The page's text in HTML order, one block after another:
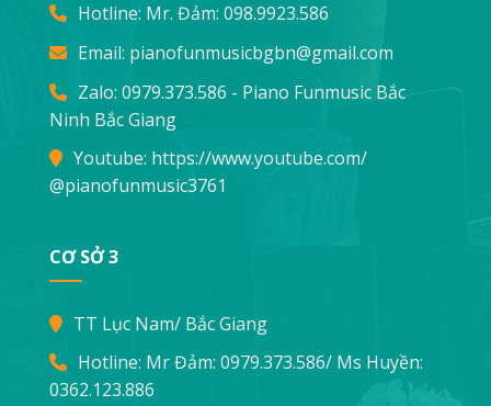
Hotline: Mr. Đảm: 098.9923.586
Email: pianofunmusicbgbn@gmail.com
Zalo: 0979.373.586 - Piano Funmusic Bắc
Ninh Bắc Giang
Youtube: https://www.youtube.com/
@pianofunmusic3761
CƠ SỞ 3
TT Lục Nam/ Bắc Giang
Hotline: Mr Đảm: 0979.373.586/ Ms Huyền:
0362.123.886